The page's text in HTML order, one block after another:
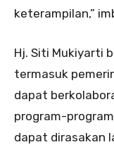
keterampilan,”
Hj. Siti Mukiyarti
termasuk
dapat
program-
dapat dirasakan